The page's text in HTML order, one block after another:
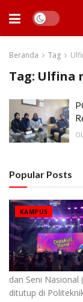
Beranda Tag
Tag: Ulfina
Popular Posts
KAMPUS
dan Seni Nasional
ditutup di